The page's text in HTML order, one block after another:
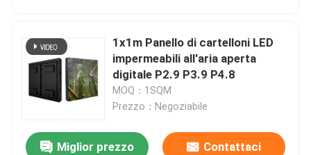
1x1m Panello di cartelloni LED
impermeabili all'aria aperta
digitale P2.9 P3.9 P4.8
MOQ：1SQM
Prezzo：Negoziabile
Miglior prezzo Contattaci